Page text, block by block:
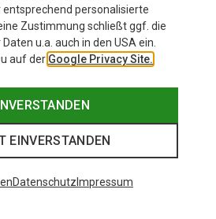
entsprechend personalisierte
Zustimmung schließt ggf. die
u.a. auch in den USA ein.
auf der Google Privacy Site.
EINVERSTANDEN
Datenschutz Impressum